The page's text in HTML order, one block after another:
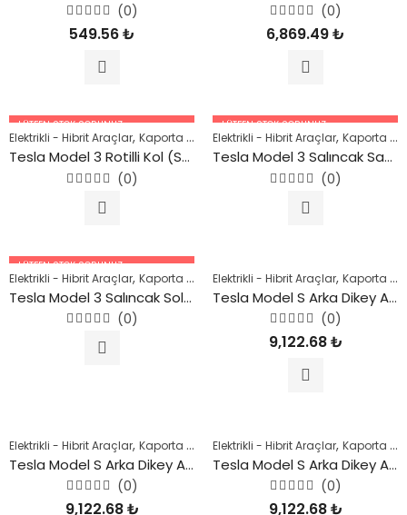
5
üzerinden
(0)
549.56₺ 5
üzerinden
(0)
6,869.49₺
LÜTFEN STOK SORUNUZ.
05447227756
Elektrikli - Hibrit Araçlar, Kaporta Parçaları ,Model 3,Model Y, Şase
Tesla Model 3 Rotilli Kol (Sağ Ön) 2018 Sonrası
üzerinden
(0)
LÜTFEN STOK SORUNUZ.
05447227756
Elektrikli - Hibrit Araçlar, Kaporta Parçaları
Tesla Model 3 Salıncak Sağ Ön 2018 Sonrası
üzerinden
(0)
LÜTFEN STOK SORUNUZ.
05447227756
Elektrikli - Hibrit Araçlar, Kaporta Parçaları ,Model 3,Model Y, Şase
Tesla Model 3 Salıncak Sol Ön 2018 Sonrası
üzerinden
(0)
Elektrikli - Hibrit Araçlar, Kaporta Parçaları
Tesla Model S Arka Dikey Aks Taşıyıcı (Sağ) 2016 Sonrası
5
üzerinden
(0)
9,122.68₺
Elektrikli - Hibrit Araçlar, Kaporta Parçaları ,Kaporta Parçaları ,Model 3 ,
Tesla Model S Arka Dikey Aks Taşıyıcı (Sağ) 2016 Sonrası
5
(0)
9,122.68₺
Elektrikli - Hibrit Araçlar, Kaporta Parçaları
Tesla Model S Arka Dikey Aks Taşıyıcı (Sol) 2016 Sonrası
5
(0)
9,122.68₺